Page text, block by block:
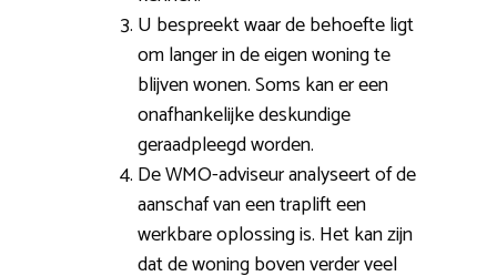
U bespreekt waar de behoefte ligt
om langer in de eigen woning te
blijven wonen. Soms kan er een
onafhankelijke deskundige
geraadpleegd worden.
De WMO-adviseur analyseert of de
aanschaf van een traplift een
werkbare oplossing is. Het kan zijn
dat de woning boven verder veel